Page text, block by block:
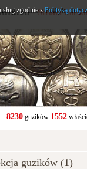
- Strona
8230guzików 1552
guzików (1)
zgodnie zPolityką